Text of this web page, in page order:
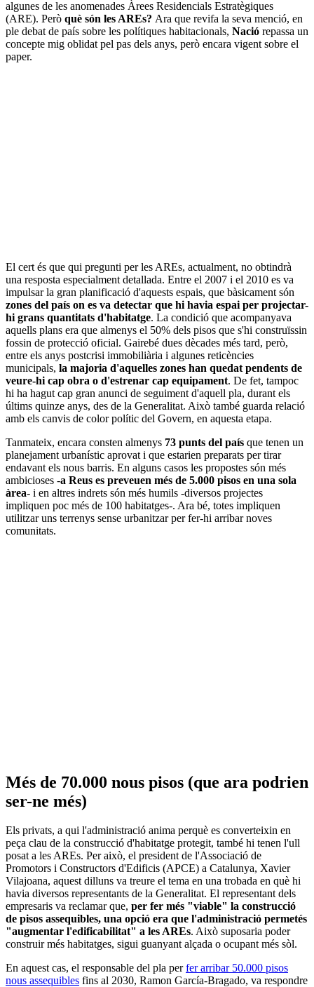
algunes de les anomenades Àrees Residencials Estratègiques
(ARE). Però què són les AREs? Ara que revifa la seva menció, en
ple debat de país sobre les polítiques habitacionals, Nació repassa un
concepte mig oblidat pel pas dels anys, però encara vigent sobre el
paper.
El cert és que qui pregunti per les AREs, actualment, no obtindrà
una resposta especialment detallada. Entre el 2007 i el 2010 es va
impulsar la gran planificació d'aquests espais, que bàsicament són
zones del país on es va detectar que hi havia espai per projectar-
hi grans quantitats d'habitatge. La condició que acompanyava
aquells plans era que almenys el 50% dels pisos que s'hi construïssin
fossin de protecció oficial. Gairebé dues dècades més tard, però,
entre els anys postcrisi immobiliària i algunes reticències
municipals, la majoria d'aquelles zones han quedat pendents de
veure-hi cap obra o d'estrenar cap equipament. De fet, tampoc
hi ha hagut cap gran anunci de seguiment d'aquell pla, durant els
últims quinze anys, des de la Generalitat. Això també guarda relació
amb els canvis de color polític del Govern, en aquesta etapa.
Tanmateix, encara consten almenys 73 punts del país que tenen un
planejament urbanístic aprovat i que estarien preparats per tirar
endavant els nous barris. En alguns casos les propostes són més
ambicioses -a Reus es preveuen més de 5.000 pisos en una sola
àrea- i en altres indrets són més humils -diversos projectes
impliquen poc més de 100 habitatges-. Ara bé, totes impliquen
utilitzar uns terrenys sense urbanitzar per fer-hi arribar noves
comunitats.
Més de 70.000 nous pisos (que ara podrien
ser-ne més)
Els privats, a qui l'administració anima perquè es converteixin en
peça clau de la construcció d'habitatge protegit, també hi tenen l'ull
posat a les AREs. Per això, el president de l'Associació de
Promotors i Constructors d'Edificis (APCE) a Catalunya, Xavier
Vilajoana, aquest dilluns va treure el tema en una trobada en què hi
havia diversos representants de la Generalitat. El representant dels
empresaris va reclamar que, per fer més "viable" la construcció
de pisos assequibles, una opció era que l'administració permetés
"augmentar l'edificabilitat" a les AREs. Això suposaria poder
construir més habitatges, sigui guanyant alçada o ocupant més sòl.
En aquest cas, el responsable del pla perfer arribar 50.000 pisos
nous assequibles fins al 2030, Ramon García-Bragado, va respondre